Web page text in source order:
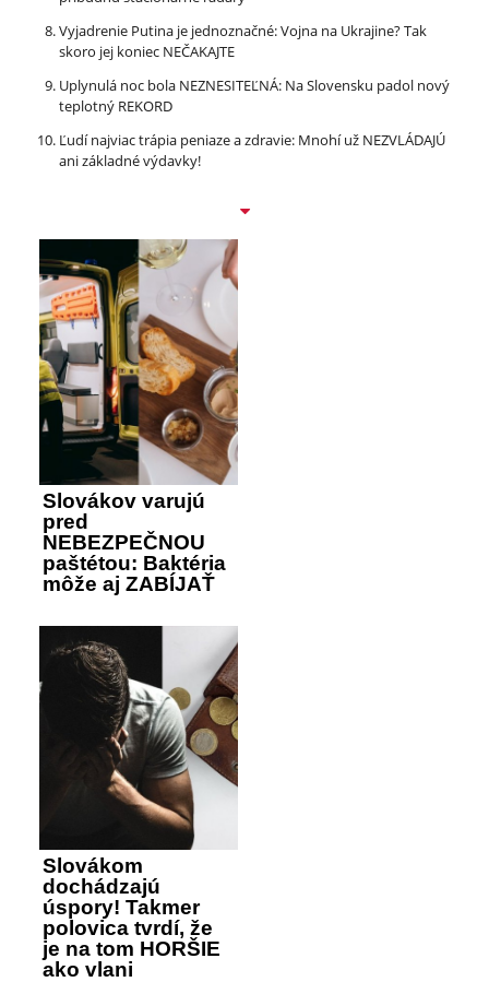
Vyjadrenie Putina je jednoznačné: Vojna na Ukrajine? Tak
skoro jej koniec NEČAKAJTE
Uplynulá noc bola NEZNESITEĽNÁ: Na Slovensku padol nový
teplotný REKORD
Ľudí najviac trápia peniaze a zdravie: Mnohí už NEZVLÁDAJÚ
ani základné výdavky!
Slovákov varujú
pred
NEBEZPEČNOU
paštétou: Baktéria
môže aj ZABÍJAŤ
Slovákom
dochádzajú
úspory! Takmer
polovica tvrdí, že
je na tom HORŠIE
ako vlani